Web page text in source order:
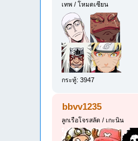
เทพ / โหมดเซียน
กระทู้: 3947
bbvv1235
ลูกเรือโจรสลัด / เกะนิน